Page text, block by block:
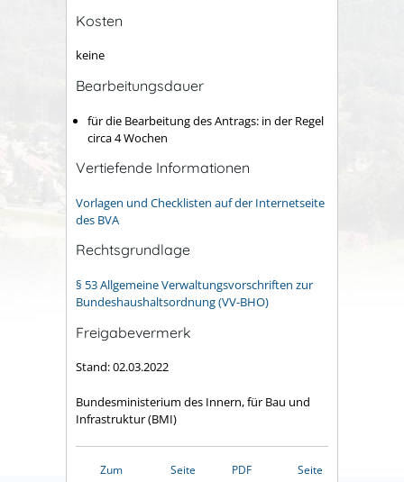
Kosten
keine
Bearbeitungsdauer
für die Bearbeitung des Antrags: in der Regel
circa 4 Wochen
Vertiefende Informationen
Vorlagen und Checklisten auf der Internetseite
des BVA
Rechtsgrundlage
§ 53 Allgemeine Verwaltungsvorschriften zur
Bundeshaushaltsordnung (VV-BHO)
Freigabevermerk
Stand: 02.03.2022
Bundesministerium des Innern, für Bau und
Infrastruktur (BMI)
Zum
Seite
PDF
Seite